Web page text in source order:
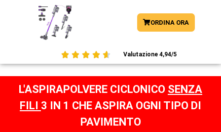
ORDINA ORA
     Valutazione 4,94/5
L'ASPIRAPOLVERE CICLONICO SENZA
FILI 3 IN 1 CHE ASPIRA OGNI TIPO DI
PAVIMENTO